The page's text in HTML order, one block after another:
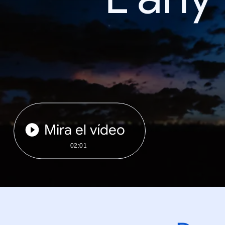
Mira el vídeo
02:01